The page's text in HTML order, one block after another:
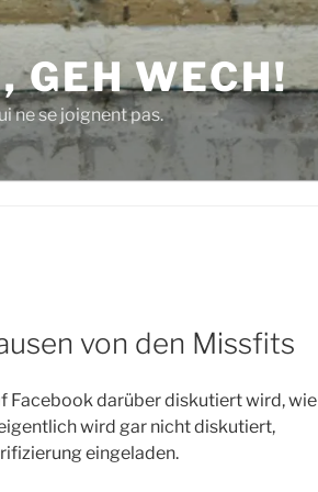
GEH WECH!
ne se joignent pas.
von den Missfits
Facebook darüber diskutiert wird, wie
wird gar nicht diskutiert,
eingeladen.